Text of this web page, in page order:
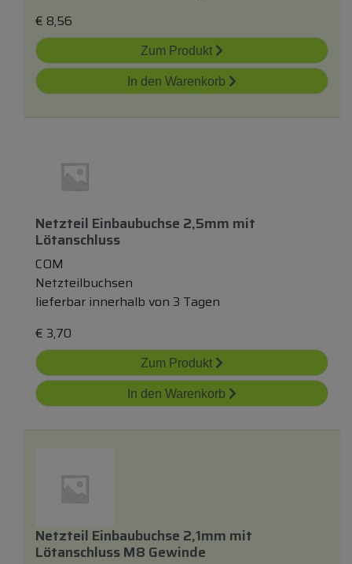
€ 8,56
Zum Produkt
In den Warenkorb
Netzteil Einbaubuchse 2,5mm mit
Lötanschluss
COM
Netzteilbuchsen
lieferbar innerhalb von 3 Tagen
€ 3,70
Zum Produkt
In den Warenkorb
Netzteil Einbaubuchse 2,1mm mit
Lötanschluss M8 Gewinde